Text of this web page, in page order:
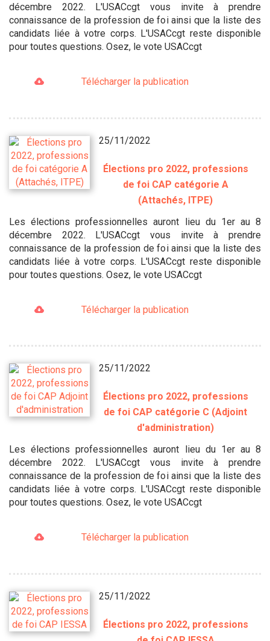
décembre 2022. L'USACcgt vous invite à prendre
connaissance de la profession de foi ainsi que la liste des
candidats liée à votre corps. L'USACcgt reste disponible
pour toutes questions. Osez, le vote USACcgt
Télécharger la publication
25/11/2022
Élections pro 2022, professions
de foi CAP catégorie A
(Attachés, ITPE)
Les élections professionnelles auront lieu du 1er au 8
décembre 2022. L'USACcgt vous invite à prendre
connaissance de la profession de foi ainsi que la liste des
candidats liée à votre corps. L'USACcgt reste disponible
pour toutes questions. Osez, le vote USACcgt
Télécharger la publication
25/11/2022
Élections pro 2022, professions
de foi CAP catégorie C (Adjoint
d'administration)
Les élections professionnelles auront lieu du 1er au 8
décembre 2022. L'USACcgt vous invite à prendre
connaissance de la profession de foi ainsi que la liste des
candidats liée à votre corps. L'USACcgt reste disponible
pour toutes questions. Osez, le vote USACcgt
Télécharger la publication
25/11/2022
Élections pro 2022, professions